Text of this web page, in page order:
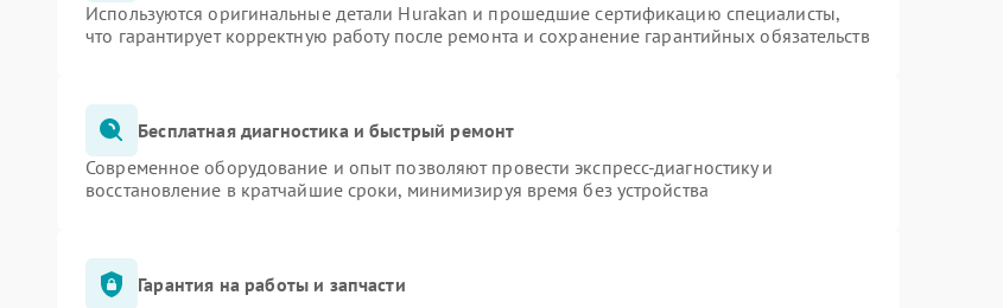
Используются оригинальные детали Hurakan и прошедшие сертификацию специалисты,
что гарантирует корректную работу после ремонта и сохранение гарантийных обязательств
Бесплатная диагностика и быстрый ремонт
Современное оборудование и опыт позволяют провести экспресс-диагностику и
восстановление в кратчайшие сроки, минимизируя время без устройства
Гарантия на работы и запчасти